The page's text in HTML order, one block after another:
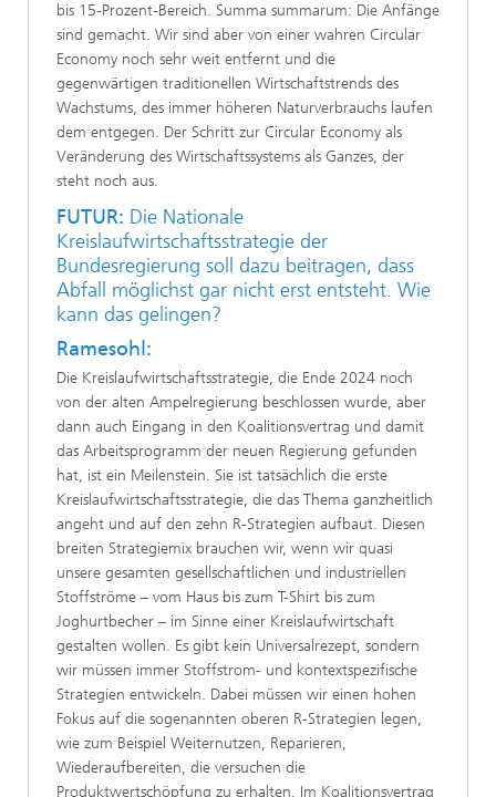
bis 15-Prozent-Bereich. Summa summarum: Die Anfänge
sind gemacht. Wir sind aber von einer wahren Circular
Economy noch sehr weit entfernt und die
gegenwärtigen traditionellen Wirtschaftstrends des
Wachstums, des immer höheren Naturverbrauchs laufen
dem entgegen. Der Schritt zur Circular Economy als
Veränderung des Wirtschaftssystems als Ganzes, der
steht noch aus.
FUTUR: Die Nationale
Kreislaufwirtschaftsstrategie der
Bundesregierung soll dazu beitragen, dass
Abfall möglichst gar nicht erst entsteht. Wie
kann das gelingen?
Ramesohl:
Die Kreislaufwirtschaftsstrategie, die Ende 2024 noch
von der alten Ampelregierung beschlossen wurde, aber
dann auch Eingang in den Koalitionsvertrag und damit
das Arbeitsprogramm der neuen Regierung gefunden
hat, ist ein Meilenstein. Sie ist tatsächlich die erste
Kreislaufwirtschaftsstrategie, die das Thema ganzheitlich
angeht und auf den zehn R-Strategien aufbaut. Diesen
breiten Strategiemix brauchen wir, wenn wir quasi
unsere gesamten gesellschaftlichen und industriellen
Stoffströme – vom Haus bis zum T-Shirt bis zum
Joghurtbecher – im Sinne einer Kreislaufwirtschaft
gestalten wollen. Es gibt kein Universalrezept, sondern
wir müssen immer Stoffstrom- und kontextspezifische
Strategien entwickeln. Dabei müssen wir einen hohen
Fokus auf die sogenannten oberen R-Strategien legen,
wie zum Beispiel Weiternutzen, Reparieren,
Wiederaufbereiten, die versuchen die
Produktwertschöpfung zu erhalten. Im Koalitionsvertrag